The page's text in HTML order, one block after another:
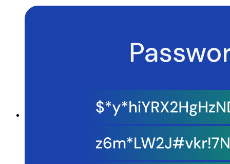
トップツール
すべてのツールと機能を探索してください。